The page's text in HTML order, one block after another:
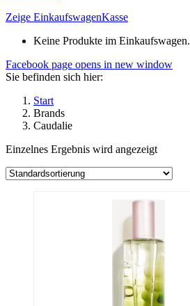
Zeige EinkaufswagenKasse
Keine Produkte im Einkaufswagen.
Facebook page opens in new window
Sie befinden sich hier:
Start
Brands
Caudalie
Einzelnes Ergebnis wird angezeigt